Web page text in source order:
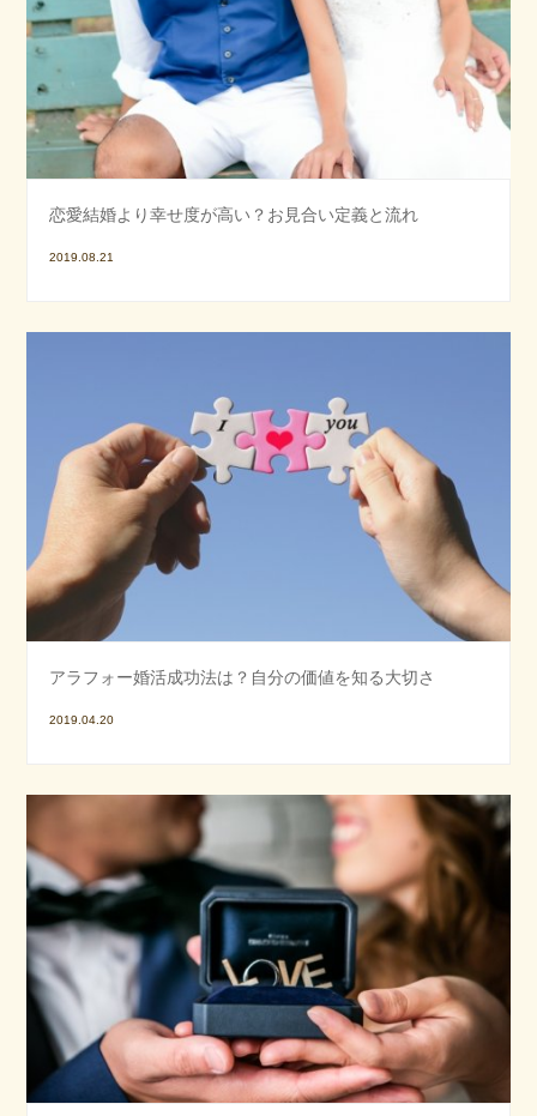
恋愛結婚より幸せ度が高い？お見合い定義と流れ
2019.08.21
アラフォー婚活成功法は？自分の価値を知る大切さ
2019.04.20